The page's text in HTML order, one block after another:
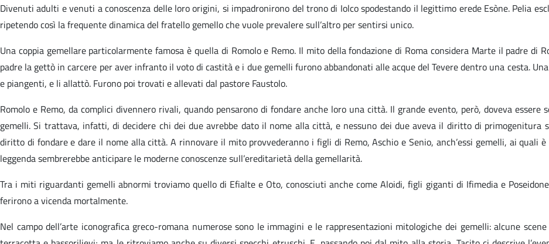
Divenuti adulti e venuti a conoscenza delle loro origini, si impadronirono del trono di Iolco spodestando il legittimo erede Esòne. Pelia
ripetendo così la frequente dinamica del fratello gemello che vuole prevalere sull’altro per sentirsi unico.
Una coppia gemellare particolarmente famosa è quella di Romolo e Remo. Il mito della fondazione di Roma considera Marte il padre di
padre la gettò in carcere per aver infranto il voto di castità e i due gemelli furono abbandonati alle acque del Tevere dentro una cesta.
e piangenti, e li allattò. Furono poi trovati e allevati dal pastore Faustolo.
Romolo e Remo, da complici divennero rivali, quando pensarono di fondare anche loro una città. Il grande evento, però, doveva
gemelli. Si trattava, infatti, di decidere chi dei due avrebbe dato il nome alla città, e nessuno dei due aveva il diritto di primogenitura
diritto di fondare e dare il nome alla città. A rinnovare il mito provvederanno i figli di Remo, Aschio e Senio, anch’essi gemelli, ai quali
leggenda sembrerebbe anticipare le moderne conoscenze sull’ereditarietà della gemellarità.
Tra i miti riguardanti gemelli abnormi troviamo quello di Efialte e Oto, conosciuti anche come Aloidi, figli giganti di Ifimedia e
ferirono a vicenda mortalmente.
Nel campo dell’arte iconografica greco-romana numerose sono le immagini e le rappresentazioni mitologiche dei gemelli: alcune